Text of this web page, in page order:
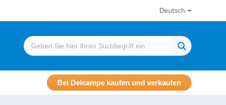
Deutsch
Bei Delcampe kaufen und verkaufen